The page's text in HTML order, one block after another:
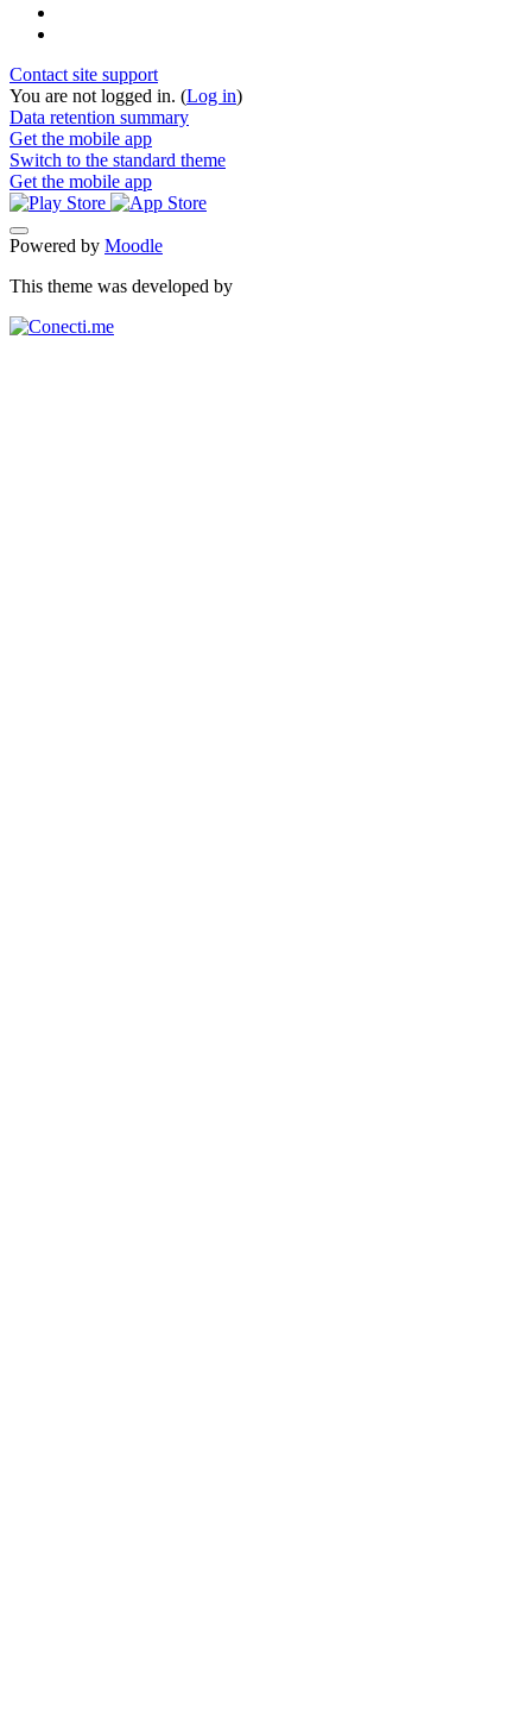
Contact site support
You are not logged in. (Log in)
Data retention summary
Get the mobile app
Switch to the standard theme
Get the mobile app
Powered by Moodle
This theme was developed by